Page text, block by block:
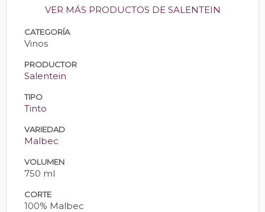
VER MÁS PRODUCTOS DE SALENTEIN
CATEGORÍA
Vinos
PRODUCTOR
Salentein
TIPO
Tinto
VARIEDAD
Malbec
VOLUMEN
750 ml
CORTE
100% Malbec